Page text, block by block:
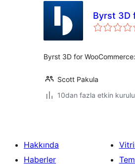
Byrst 3D
Byrst 3D for
Scott Pakula
10dan fazla etkin
Hakkında
Haberler